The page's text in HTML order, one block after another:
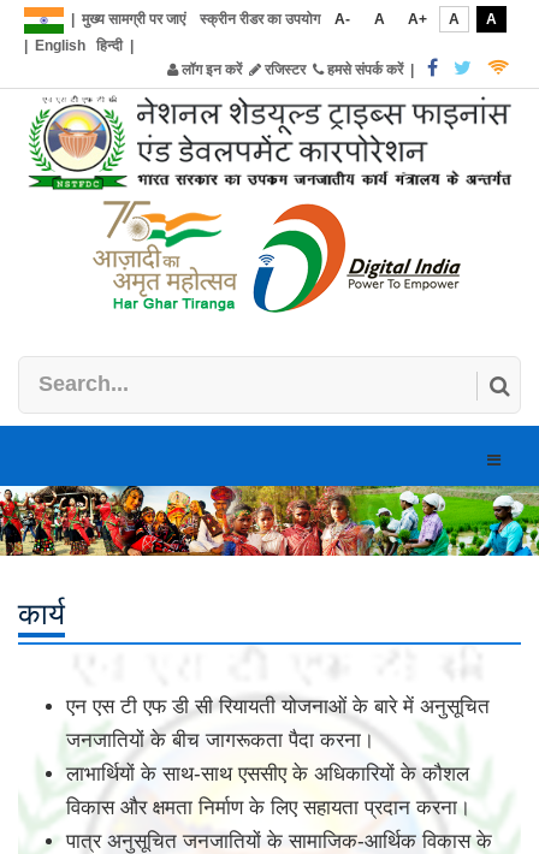
मुख्य सामग्री पर जाएं स्क्रीन रीडर का उपयोग A- A A+ A
A
English हिन्दी|
लॉग इन करें
रजिस्टर हमसे संपर्क करें|
Toggle
कार्य
एन एस टी एफ डी सी रियायती योजनाओं के बारे में अनुसूचित
जनजातियों के बीच जागरूकता पैदा करना।
लाभार्थियों के साथ-साथ एससीए के अधिकारियों के कौशल
विकास और क्षमता निर्माण के लिए सहायता प्रदान करना।
पात्र अनुसूचित जनजातियों के सामाजिक-आर्थिक विकास के